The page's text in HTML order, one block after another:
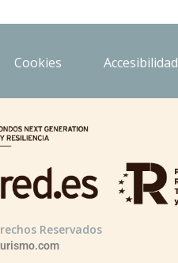
Cookies Accesibilidad
Reservados